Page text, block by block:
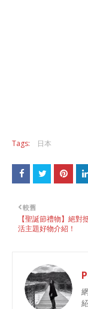
Tags: 日本
較舊
【聖誕節禮物】絕對
活主題好物介紹！